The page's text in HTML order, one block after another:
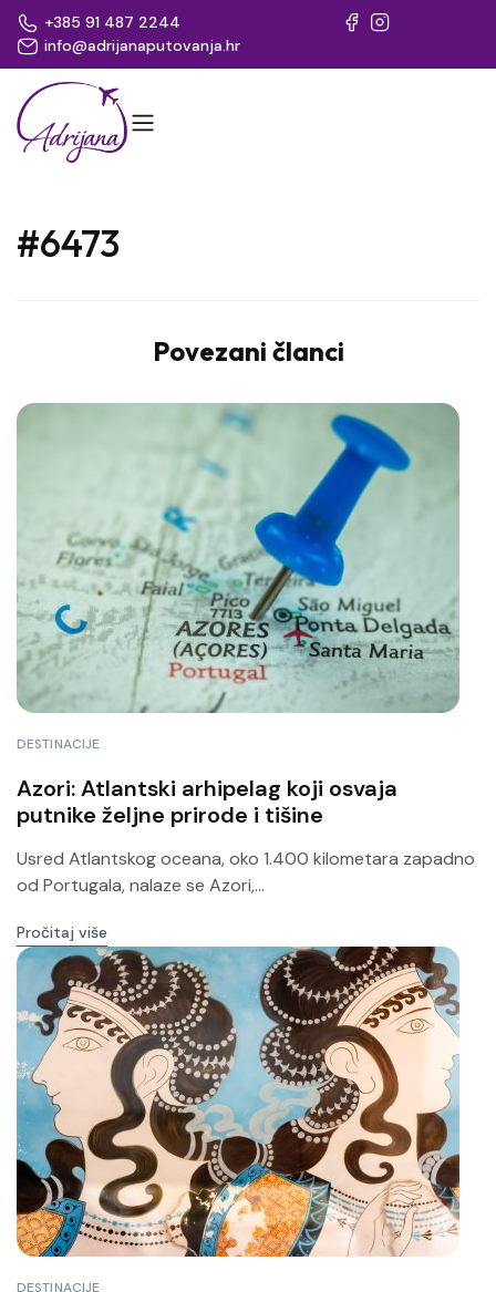
+385 91 487 2244
info@adrijanaputovanja.hr
#6473
Povezani članci
DESTINACIJE
Azori: Atlantski arhipelag koji osvaja
putnike željne prirode i tišine
Usred Atlantskog oceana, oko 1.400 kilometara zapadno
od Portugala, nalaze se Azori,...
Pročitaj više
DESTINACIJE